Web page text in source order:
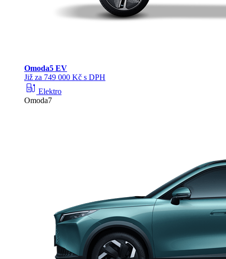
Omoda5 EV
Již za 749 000 Kč s DPH
ev_station Elektro
Omoda7